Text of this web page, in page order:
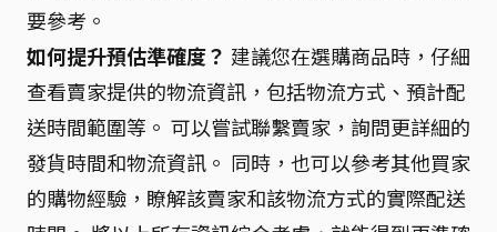
要參考。
如何提升預估準確度？ 建議您在選購商品時，仔細
查看賣家提供的物流資訊，包括物流方式、預計配
送時間範圍等。 可以嘗試聯繫賣家，詢問更詳細的
發貨時間和物流資訊。 同時，也可以參考其他買家
的購物經驗，瞭解該賣家和該物流方式的實際配送